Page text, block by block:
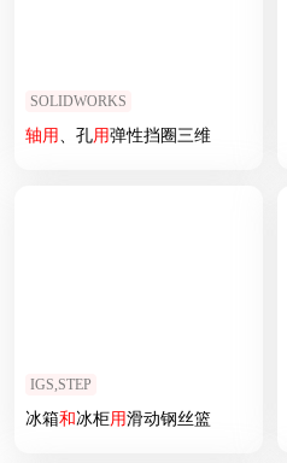
SOLIDWORKS
轴用 、孔用弹性挡圈三维
IGS,STEP
冰箱和冰柜用滑动钢丝篮